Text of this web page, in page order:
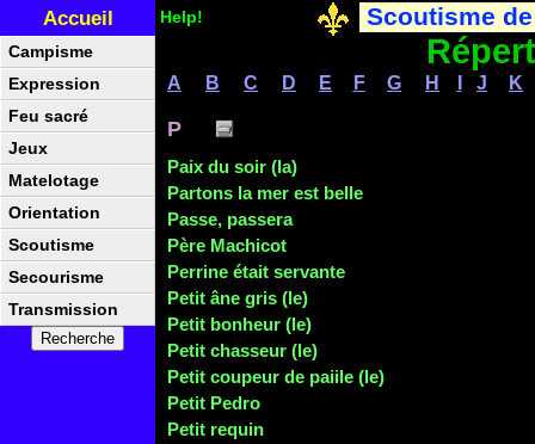
Accueil Help! Scoutisme
A B C D E F G H J K
P
Paix du soir (la)
Partons la mer est belle
Passe, passera
Père Machicot
Perrine était servante
Petit âne gris (le)
Petit bonheur (le)
Petit chasseur (le)
Petit coupeur de paiile (le)
Petit Pedro
Petit requin
Campisme
Expression
Feu sacré
Jeux
Matelotage
Orientation
Scoutisme
Secourisme
Transmission